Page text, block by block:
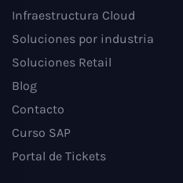
Infraestructura Cloud
Soluciones por industria
Soluciones Retail
Blog
Contacto
Curso SAP
Portal de Tickets